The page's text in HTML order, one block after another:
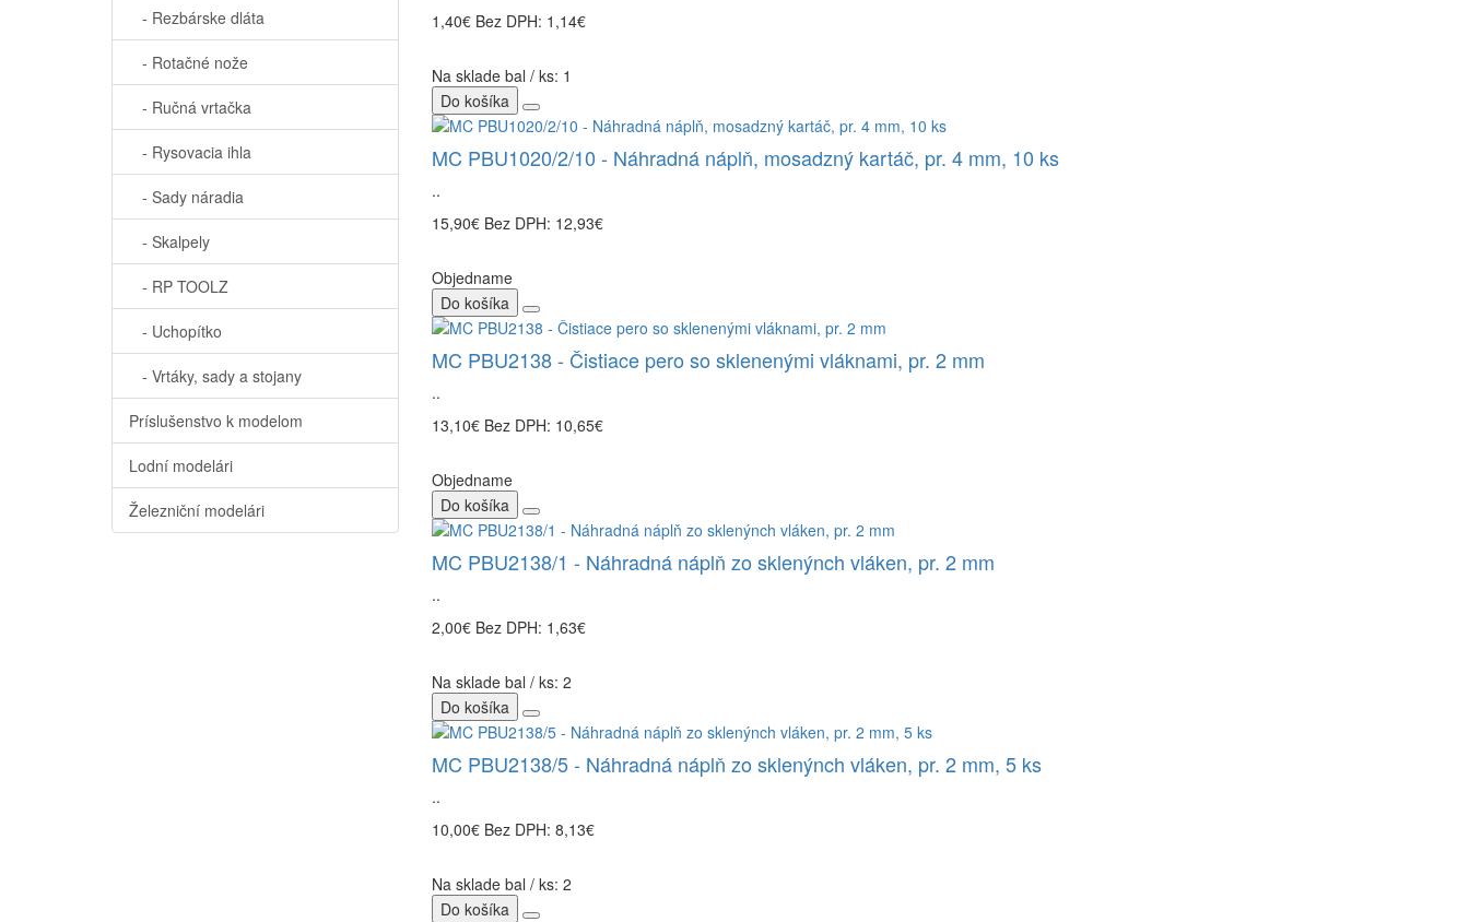
- Rezbárske dláta
- Rotačné nože
- Ručná vrtačka
- Rysovacia ihla
- Sady náradia
- Skalpely
- RP TOOLZ
- Uchopítko
- Vrtáky, sady a stojany
Príslušenstvo k modelom
Lodní modelári
Železniční modelári
1,40€ Bez DPH: 1,14€
Na sklade bal / ks: 1
Do košíka
MC PBU1020/2/10 - Náhradná náplň, mosadzný kartáč, pr. 4 mm, 10 ks
..
15,90€ Bez DPH: 12,93€
Objedname
Do košíka
MC PBU2138 - Čistiace pero so sklenenými vláknami, pr. 2 mm
..
13,10€ Bez DPH: 10,65€
Objedname
Do košíka
MC PBU2138/1 - Náhradná náplň zo sklenýnch vláken, pr. 2 mm
..
2,00€ Bez DPH: 1,63€
Na sklade bal / ks: 2
Do košíka
MC PBU2138/5 - Náhradná náplň zo sklenýnch vláken, pr. 2 mm, 5 ks
..
10,00€ Bez DPH: 8,13€
Na sklade bal / ks: 2
Do košíka